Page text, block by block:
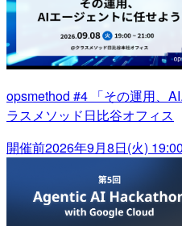
opsmethod #4 「その運用、
ラスメソッド日比谷オフィス
開催前2026年9月8日(火) 19:00